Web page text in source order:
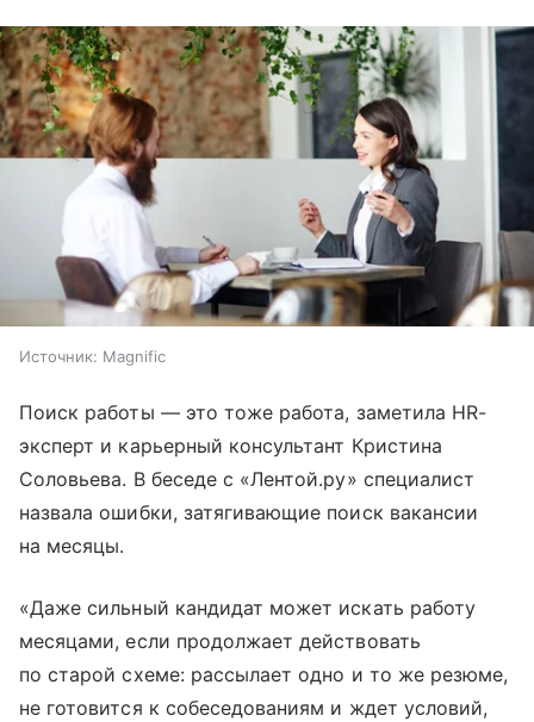
Источник: Magnific
Поиск работы — это тоже работа, заметила HR-
эксперт и карьерный консультант Кристина
Соловьева. В беседе с «Лентой.ру» специалист
назвала ошибки, затягивающие поиск вакансии
на месяцы.
«Даже сильный кандидат может искать работу
месяцами, если продолжает действовать
по старой схеме: рассылает одно и то же резюме,
не готовится к собеседованиям и ждет условий,